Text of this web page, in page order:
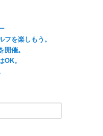
を楽しもう。
催。
。